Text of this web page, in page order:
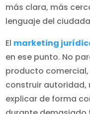
más clara, más
lenguaje del
El marketing
en ese punto. No
producto
construir autoridad,
explicar de forma